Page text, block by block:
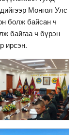
Монгол Улс
болж байсан ч
байгаа ч бүрэн
ирсэн.